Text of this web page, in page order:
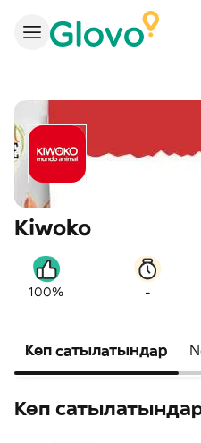
Kiwoko
100% -
Көп сатылатындар
Көп